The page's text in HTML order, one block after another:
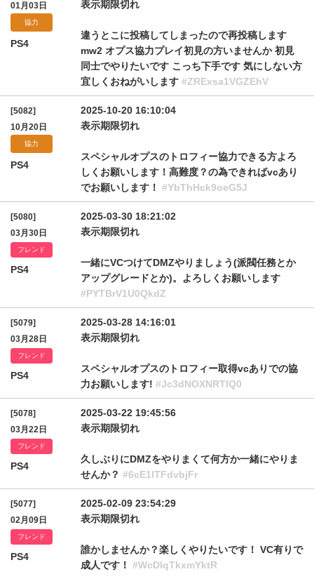
01月03日
協力
PS4
表示期限切れ
違うとこに投稿してしまったので再投稿します
mw2 オプス協力プレイ初見の方いませんか 初見
同士でやりたいです こっち下手です 気にしない方
宜しくおねがいします #ZRExsa1VGZEhV
[5082]
10月20日
協力
PS4
2025-10-20 16:10:04
表示期限切れ
スペシャルオプスのトロフィー協力できる方よろ
しくお願いします！高難度？の為できればvcあり
でお願いします！ #YbThHck9oeG5J
[5080]
03月30日
フレンド
PS4
2025-03-30 18:21:02
表示期限切れ
一緒にVCつけてDMZやりましょう(派閥任務とか
アップグレードとか)。よろしくお願いします
#PYTBrV1U0QkdZ
[5079]
03月28日
フレンド
PS4
2025-03-28 14:16:01
表示期限切れ
スペシャルオプスのトロフィー取得vcありでの協
力お願いします! #Jc3dNOXNRTlQ0
[5078]
03月22日
フレンド
PS4
2025-03-22 19:45:56
表示期限切れ
久しぶりにDMZをやりまくて何方か一緒にやりま
せんか？ #6cE1lTFdvbjFr
[5077]
02月09日
フレンド
PS4
2025-02-09 23:54:29
表示期限切れ
誰かしませんか？楽しくやりたいです！ VC有りで
成人です！ #WcDlqTkxmYktR